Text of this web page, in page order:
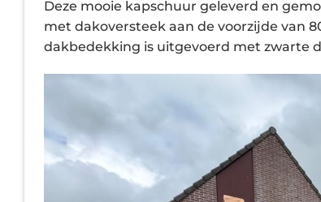
Deze mooie kapschuur geleverd en
met dakoversteek aan de voorzijde van
dakbedekking is uitgevoerd met zwarte